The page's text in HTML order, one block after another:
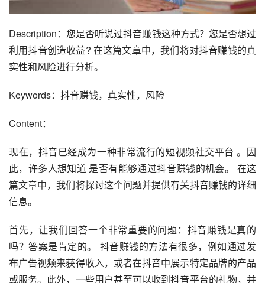
Description：您是否听说过抖音赚钱这种方式？您是否想过
利用抖音创造收益? 在这篇文章中，我们将对抖音赚钱的真
实性和风险进行分析。
Keywords：抖音赚钱，真实性，风险
Content：
现在，抖音已经成为一种非常流行的短视频社交平台 。因
此，许多人想知道 是否有能够通过抖音赚钱的机会。 在这
篇文章中，我们将探讨这个问题并提供有关抖音赚钱的详细
信息。
首先，让我们回答一个非常重要的问题：抖音赚钱是真的
吗？答案是肯定的。 抖音赚钱的方法有很多，例如通过发
布广告视频来获得收入，或者在抖音中展示特定品牌的产品
或服务。此外，一些用户甚至可以收到抖音平台的礼物，并